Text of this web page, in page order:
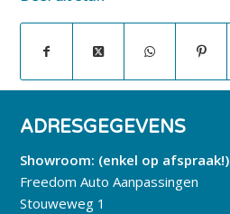
ADRESGEGEVENS
Showroom: (enkel op afspraak!)
Freedom Auto Aanpassingen
Stouweweg 1